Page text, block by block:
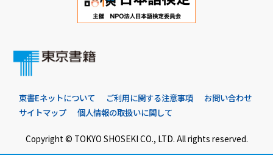
東書Eネットについて ご利用に関する注意事項
お問い合わせ
サイトマップ
個人情報の取扱いに関して
Copyright © TOKYO SHOSEKI CO., LTD. All rights reserved.